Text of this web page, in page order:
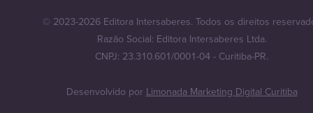
© 2023-2026 Editora Intersaberes. Todos os direitos
Razão Social: Editora Intersaberes Ltda.
CNPJ: 23.310.601/0001-04 - Curitiba-PR.
Desenvolvido por Limonada Marketing Digital Curitiba